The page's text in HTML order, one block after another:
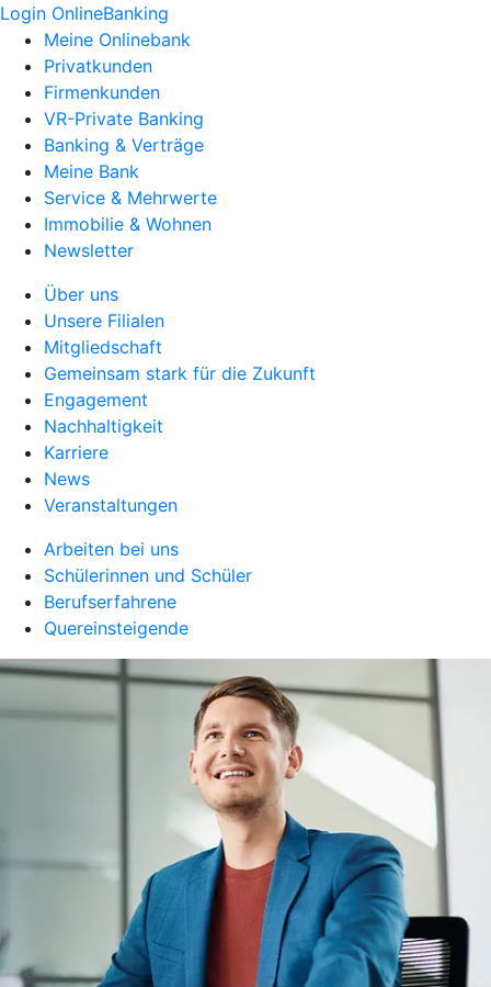
Login OnlineBanking
Meine Onlinebank
Privatkunden
Firmenkunden
VR-Private Banking
Banking & Verträge
Meine Bank
Service & Mehrwerte
Immobilie & Wohnen
Newsletter
Über uns
Unsere Filialen
Mitgliedschaft
Gemeinsam stark für die Zukunft
Engagement
Nachhaltigkeit
Karriere
News
Veranstaltungen
Arbeiten bei uns
Schülerinnen und Schüler
Berufserfahrene
Quereinsteigende